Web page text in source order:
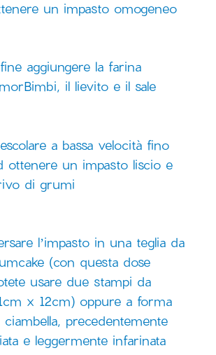
un impasto omogeneo
aggiungere la farina
il lievito e il sale
a bassa velocità fino
ottenere un impasto liscio e
di grumi
l’impasto in una teglia da
(con questa dose
usare due stampi da
x 12cm) oppure a forma
ciambella, precedentemente
e leggermente infarinata